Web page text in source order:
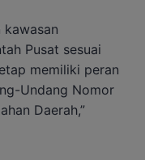
kawasan
Pusat sesuai
memiliki peran
Undang Nomor
Daerah,”